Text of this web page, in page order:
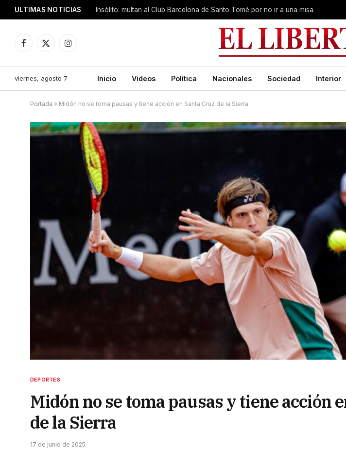
ULTIMAS NOTICIAS Insólito: multan al Club Barcelona de Santo Tomé por no ir a una misa
Facebook
X
Instagram
viernes, agosto 7 Inicio Videos Política Nacionales Sociedad Interior
Portada » Midón no se toma pausas y tiene acción en Santa Cruz de la Sierra
DEPORTES
Midón no se toma pausas y tiene acción
de la Sierra
17 de junio de 2025